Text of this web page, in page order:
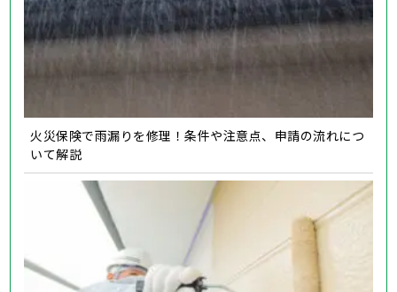
火災保険で雨漏りを修理！条件や注意点、申請の流れにつ
いて解説